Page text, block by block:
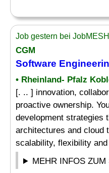
Job gestern bei
CGM
Software
• Rheinland- Pfalz
[. .. ] innovation,
proactive ownership.
development strategies
architectures and cloud
scalability, flexibility
MEHR INFOS